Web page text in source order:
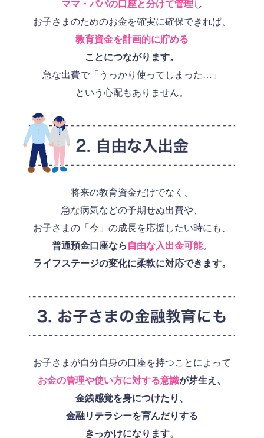
ママ・パパの口座と分けて管理 し
お子さまのためのお金を確実に確保できれば、
教育資金を計画的に貯める
ことにつながります。
急な出費で「うっかり使ってしまった…」
という心配もありません。
将来の教育資金だけでなく、
急な病気などの予期せぬ出費や、
お子さまの「今」の成長を応援したい時にも、
普通預金口座なら 自由な入出金可能。
ライフステージの変化に柔軟に対応できます。
お子さまが自分自身の口座を持つことによって
お金の管理や使い方に対する意識が芽生え、
金銭感覚を身につけたり、
金融リテラシーを育んだりする
きっかけになります。